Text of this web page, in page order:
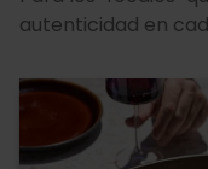
autenticidad en